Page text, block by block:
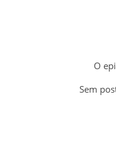
O
Sem